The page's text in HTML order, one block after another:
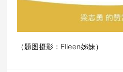
（题图摄影：Elieen姊妹）